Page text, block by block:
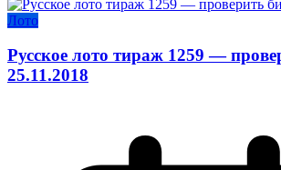
Лото
Русское лото тираж 1259 —
25.11.2018